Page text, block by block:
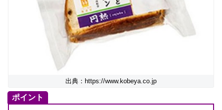
出典：https://www.kobeya.co.jp
ポイント